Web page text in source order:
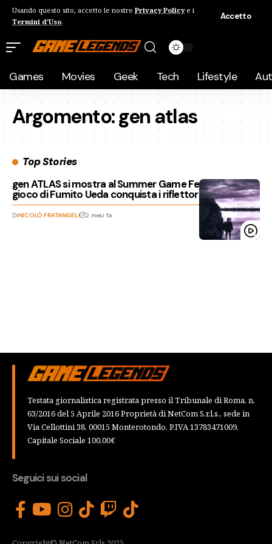
Usando questo sito, accetto le nostre Privacy Policye i
Termini d'Uso.
Accetto
Games Movies Geek Tech Lifestyle
Argomento:gen atlas
Top Stories
gen ATLAS si mostra al Summer Game Fest: il nuovo
gioco di Fumito Ueda conquista i riflettori
DiNICOLÒ FRATANGELI 2 mesi fa
Testata giornalistica registrata presso il Tribunale di Roma, n.
63/2016 del 5 Aprile 2016 Proprietà di NetCom S.r.l.s., sede in
Via Cellottini 38, 00015 Monterotondo, P.IVA 13783471009,
Capitale Sociale 100,00€
Seguici sui social